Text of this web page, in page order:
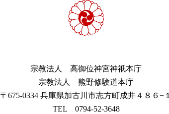
宗教法人 高御位神宮神祇本庁
宗教法人 熊野修験道本庁
〒675-0334 兵庫県加古川市志方町成井４８６−１
TEL 0794-52-3648